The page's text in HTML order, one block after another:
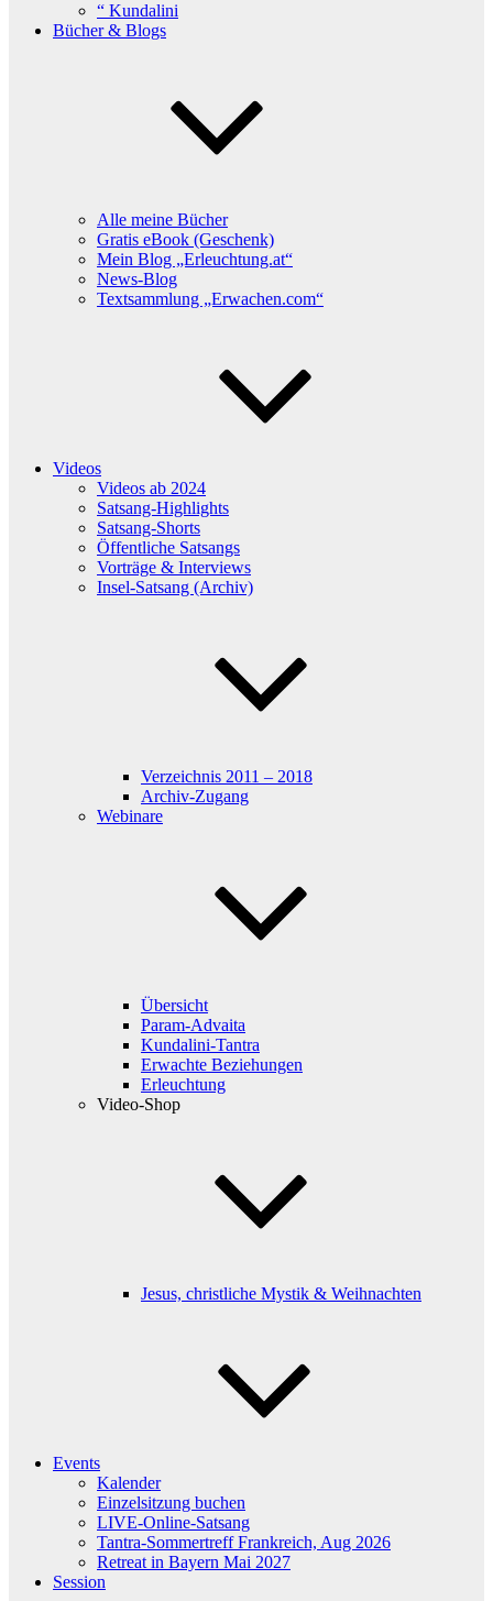
“ Kundalini
Bücher & Blogs
Alle meine Bücher
Gratis eBook (Geschenk)
Mein Blog „Erleuchtung.at“
News-Blog
Textsammlung „Erwachen.com“
Videos
Videos ab 2024
Satsang-Highlights
Satsang-Shorts
Öffentliche Satsangs
Vorträge & Interviews
Insel-Satsang (Archiv)
Verzeichnis 2011 – 2018
Archiv-Zugang
Webinare
Übersicht
Param-Advaita
Kundalini-Tantra
Erwachte Beziehungen
Erleuchtung
Video-Shop
Jesus, christliche Mystik & Weihnachten
Events
Kalender
Einzelsitzung buchen
LIVE-Online-Satsang
Tantra-Sommertreff Frankreich, Aug 2026
Retreat in Bayern Mai 2027
Session